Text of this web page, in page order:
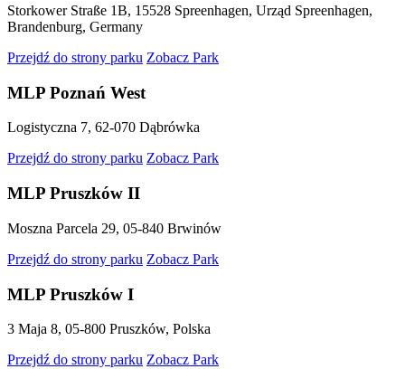
Storkower Straße 1B, 15528 Spreenhagen, Urząd Spreenhagen,
Brandenburg, Germany
Przejdź do strony parku Zobacz Park
MLP Poznań West
Logistyczna 7, 62-070 Dąbrówka
Przejdź do strony parku Zobacz Park
MLP Pruszków II
Moszna Parcela 29, 05-840 Brwinów
Przejdź do strony parku Zobacz Park
MLP Pruszków I
3 Maja 8, 05-800 Pruszków, Polska
Przejdź do strony parku Zobacz Park